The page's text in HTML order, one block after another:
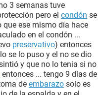
3 semanas tuve
pero el condón se
ese mismo día hace
en el condón ...
preservativo) entonces
se lo puso y el no se dio
y que no lo tenia si no
entonces ... tengo 9 días de
de embarazo solo es